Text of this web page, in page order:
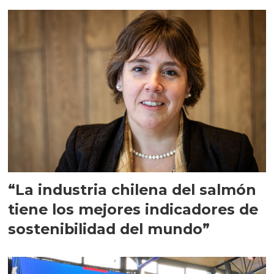
“La industria chilena del salmón
tiene los mejores indicadores de
sostenibilidad del mundo”